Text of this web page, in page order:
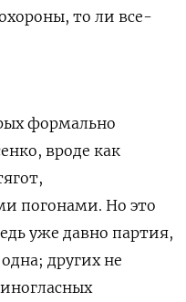
то ли все-
формально
вроде как
погонами. Но это
уже давно партия,
других не